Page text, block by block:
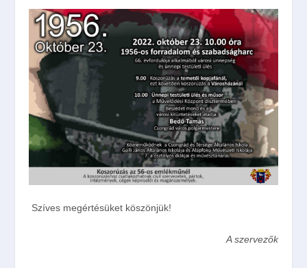
Szíves megértésüket köszönjük!
A szervezők